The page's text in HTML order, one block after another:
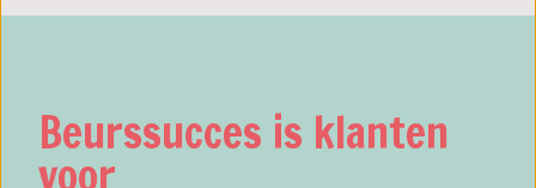
Beurssucces is klanten
voor